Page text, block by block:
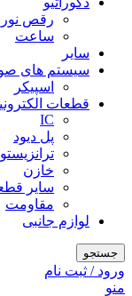
رقص نور
ساعت
سایر
سیستم های
اسپیکر
قطعات
IC
پل دیود
خازن
سایر
مقاومت
لوازم جانبی
جستجو
ورود / ثبت نام
منو